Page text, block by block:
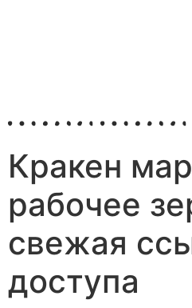
Кракен
рабочее
свежая
доступа